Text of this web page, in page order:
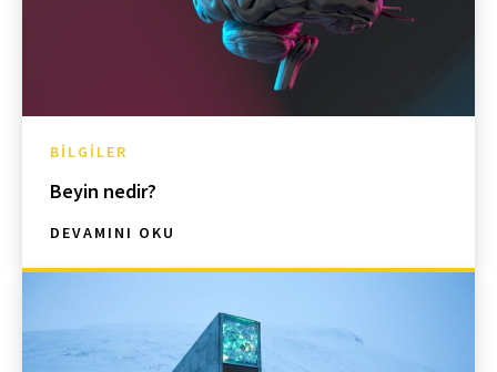
BILGILER
Beyin nedir?
DEVAMINI OKU